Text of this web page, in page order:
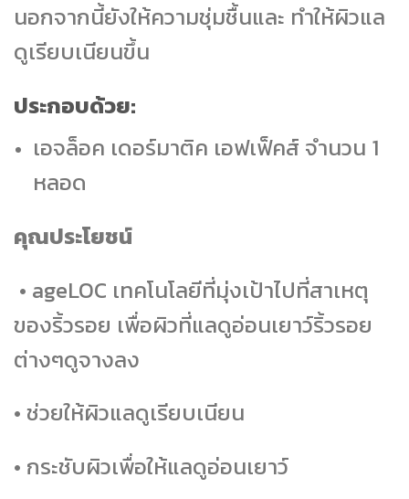
นอกจากนี้ยังให้ความชุ่มชื้นและ ทำให้ผิวแล
ดูเรียบเนียนขึ้น
ประกอบด้วย:
เอจล็อค เดอร์มาติค เอฟเฟ็คส์ จำนวน 1
หลอด
คุณประโยชน์
• ageLOC เทคโนโลยีที่มุ่งเป้าไปที่สาเหตุ
ของริ้วรอย เพื่อผิวที่แลดูอ่อนเยาว์ริ้วรอย
ต่างๆดูจางลง
• ช่วยให้ผิวแลดูเรียบเนียน
• กระชับผิวเพื่อให้แลดูอ่อนเยาว์